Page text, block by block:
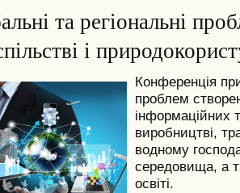
та регіональні
і
Конференція
проблем
інформаційних
виробництві,
водному
середовища, а
освіті.